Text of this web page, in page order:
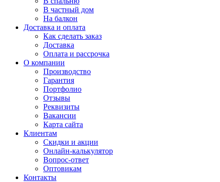
В частный дом
На балкон
Доставка и оплата
Как сделать заказ
Доставка
Оплата и рассрочка
О компании
Производство
Гарантия
Портфолио
Отзывы
Реквизиты
Вакансии
Карта сайта
Клиентам
Скидки и акции
Онлайн-калькулятор
Вопрос-ответ
Оптовикам
Контакты